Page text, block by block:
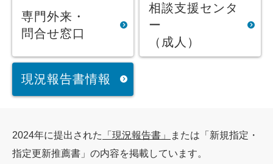
専門外来・
問合せ窓口
相談支援センタ
ー
（成人）
現況報告書情報
2024年に提出された 「現況報告書」
または「新規指定・
指定更新推薦書」の内容を掲載しています。